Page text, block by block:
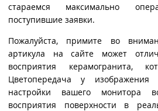
стараемся максимально
поступившие заявки.
Пожалуйста, примите во
артикула на сайте может
восприятия керамогранита,
Цветопередача у
настройки вашего монитора
восприятия поверхности в